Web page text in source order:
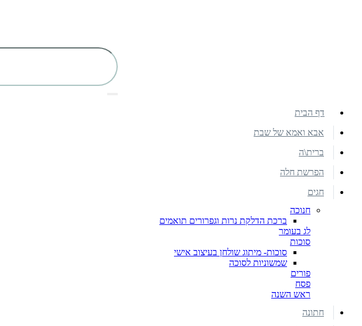
דף הבית
אבא ואמא של שבת
ברית\ה
הפרשת חלה
חגים
חנוכה
ברכת הדלקת נרות וגפרורים תואמים
לג בעומר
סוכות
סוכות- מיתוג שולחן בעיצוב אישי
שמשוניות לסוכה
פורים
פסח
ראש השנה
חתונה